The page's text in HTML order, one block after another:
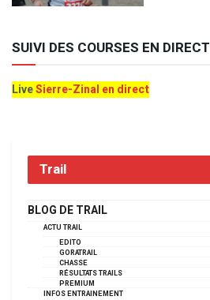
SUIVI DES COURSES EN DIRECT
LiveSierre-Zinal en direct
Trail
BLOG DE TRAIL
ACTU TRAIL
EDITO
GORATRAIL
CHASSE
RÉSULTATS TRAILS
PREMIUM
INFOS ENTRAINEMENT